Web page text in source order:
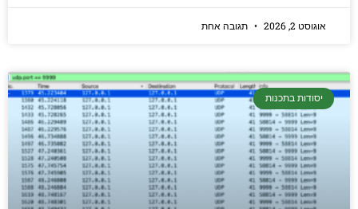
אוגוסט 2, 2026 תגובה אחת
יסודות בתכנות